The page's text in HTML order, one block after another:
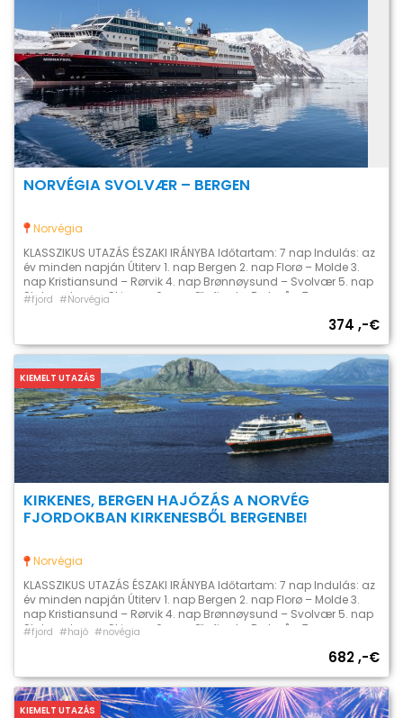
NORVÉGIA SVOLVÆR – BERGEN
Norvégia
KLASSZIKUS UTAZÁS ÉSZAKI IRÁNYBA Időtartam: 7 nap Indulás: az
év minden napján Útiterv 1. nap Bergen 2. nap Florø – Molde 3.
nap Kristiansund – Rørvik 4. nap Brønnøysund – Svolvær 5. nap
Stokmarknes – Skjervøy 6. nap Øksfjord – Berlevåg 7. nap
Båtsfjord – Berlevåg A Hurtigruten észak felé tartó útja Bergenből
#fjord #Norvégia
374 ,-€
KIEMELT UTAZÁS
KIRKENES, BERGEN HAJÓZÁS A NORVÉG
FJORDOKBAN KIRKENESBŐL BERGENBE!
Norvégia
KLASSZIKUS UTAZÁS ÉSZAKI IRÁNYBA Időtartam: 7 nap Indulás: az
év minden napján Útiterv 1. nap Bergen 2. nap Florø – Molde 3.
nap Kristiansund – Rørvik 4. nap Brønnøysund – Svolvær 5. nap
Stokmarknes – Skjervøy 6. nap Øksfjord – Berlevåg 7. nap
Båtsfjord – Berlevåg A Hurtigruten észak felé tartó útja Bergenből
#fjord #hajó #novégia
682 ,-€
KIEMELT UTAZÁS